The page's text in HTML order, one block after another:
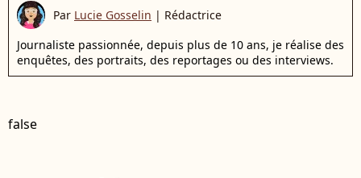
Par Lucie Gosselin | Rédactrice
Journaliste passionnée, depuis plus de 10 ans, je réalise des
enquêtes, des portraits, des reportages ou des interviews.
false